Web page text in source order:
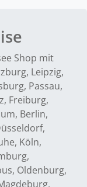
Shop mit
Leipzig,
Passau,
Freiburg,
Berlin,
Köln,
Oldenburg,